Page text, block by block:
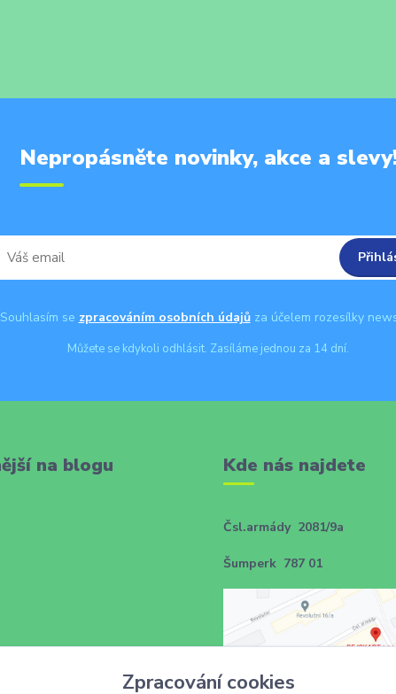
Nepropásněte novinky, akce a
Souhlasím se zpracováním osobních údajůza účelem rozesílky
Můžete se kdykoli odhlásit. Zasíláme jednou za 14 dní.
na blogu Kde nás najdete
Čsl.armády 2081/9a
Šumperk 787 01
Zpracování cookies